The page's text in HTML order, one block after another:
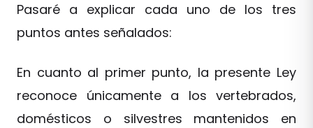
Pasaré a explicar cada uno de los tres
puntos antes señalados:
En cuanto al primer punto, la presente Ley
reconoce únicamente a los vertebrados,
domésticos o silvestres mantenidos en